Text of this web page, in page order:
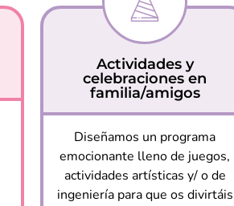
Actividades y
celebraciones en
familia/amigos
Diseñamos un programa
emocionante lleno de juegos,
actividades artísticas y/ o de
ingeniería para que os divirtáis